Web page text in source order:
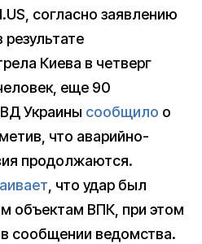
согласно заявлению
результате
Киева в четверг
еще 90
Украины сообщило о
что аварийно-
продолжаются.
, что удар был
объектам ВПК, при этом
сообщении ведомства.